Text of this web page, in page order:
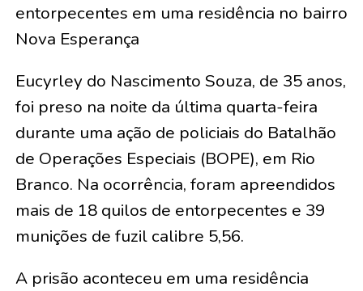
entorpecentes em uma residência no bairro
Nova Esperança
Eucyrley do Nascimento Souza, de 35 anos,
foi preso na noite da última quarta-feira
durante uma ação de policiais do Batalhão
de Operações Especiais (BOPE), em Rio
Branco. Na ocorrência, foram apreendidos
mais de 18 quilos de entorpecentes e 39
munições de fuzil calibre 5,56.
A prisão aconteceu em uma residência